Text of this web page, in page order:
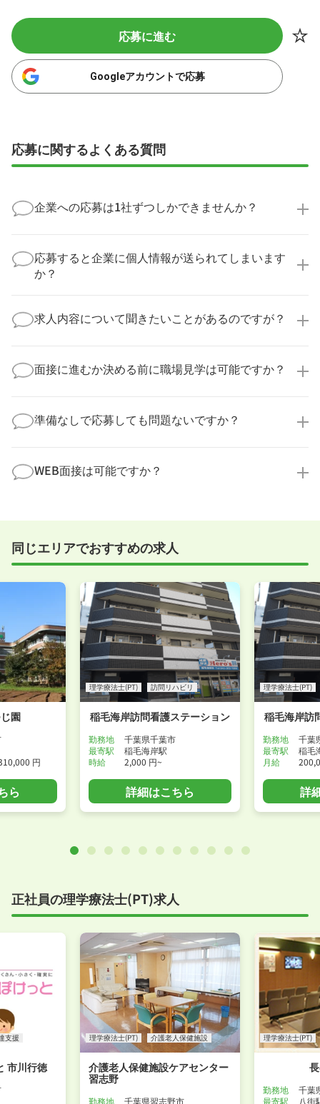
応募に進む
Googleアカウントで応募
応募に関するよくある質問
企業への応募は1社ずつしかできませんか？
実際に医療キャリアナビを利用して転職に成功した方
の多くは、複数応募して自分に合った職場を選ばれて
います。
応募すると企業に個人情報が送られてしまいます
か？
業様に個人情報が送られることはありません！
より詳細な求人情報をご確認いただいた上で、転職希
求人内容について聞きたいことがあるのですが？
してお答えいたします。
勤務体制や職場の雰囲気、研修制度など、どんな小さ
す！
面接に進むか決める前に職場見学は可能ですか？
積極的に受け入れています。実際の職場環境や働く人
の様子を見ることで、より安心してご判断いただけま
ださい！
準備なしで応募しても問題ないですか？
まで、一からサポートいたします。「転職を考え始め
たばかり」「何から始めればいいか分からない」とい
WEB面接は可能ですか？
すめしていますが、企業様によってはWEB面接を導入
事前に確認することは可能ですので、お気軽にお申し
付けください！
同じエリアでおすすめの求人
園
円
ら
理学療法士(PT) 訪問リハビリ
稲毛海岸訪問看護ステーション
勤務地
千葉県千葉市
最寄駅
稲毛海岸駅
時給
2,000 円~
詳細はこちら
理学療法士(PT)
稲毛海岸訪
勤務地
千葉
最寄駅
稲毛
月給
詳
正社員の理学療法士(PT)求人
支援
市川行徳
理学療法士(PT) 介護老人保健施設
介護老人保健施設ケアセンター
習志野
勤務地 千葉県習志野市
理学療法士(PT)
勤務地
千葉
最寄駅
八街